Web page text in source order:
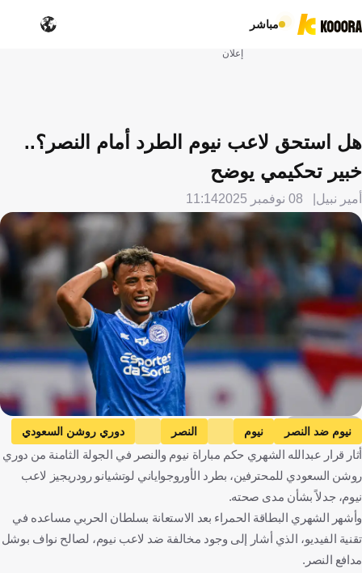
مباشر
إعلان
هل استحق لاعب نيوم الطرد أمام النصر؟..
خبير تحكيمي يوضح
أمير نبيل 08 نوفمبر 2025 11:14
Getty Images
نيوم ضد النصر نيوم النصر
دوري روشن السعودي
المملكة العربية السعودية
كرة قدم
أثار قرار عبدالله الشهري حكم مباراة نيوم والنصر في الجولة الثامنة من دوري
روشن السعودي للمحترفين، بطرد الأوروجواياني لوتشيانو رودريجيز لاعب
نيوم، جدلاً بشأن مدى صحته.
وأشهر الشهري البطاقة الحمراء بعد الاستعانة بسلطان الحربي مساعده في
تقنية الفيديو، الذي أشار إلى وجود مخالفة ضد لاعب نيوم، لصالح نواف بوشل
مدافع النصر.